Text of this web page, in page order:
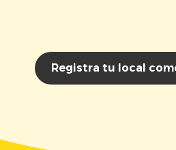
Registra tu local